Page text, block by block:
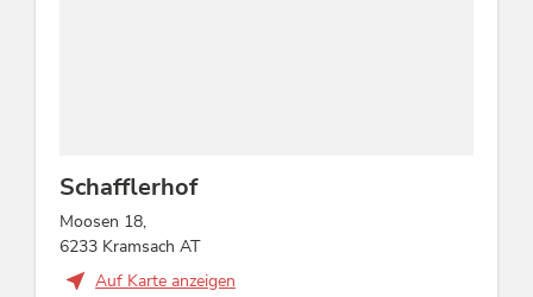
Schafflerhof
Moosen 18,
6233 Kramsach AT
Auf Karte anzeigen